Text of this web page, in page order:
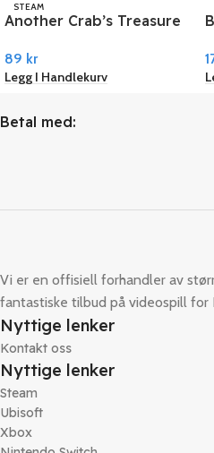
STEAM
Another Crab’s Treasure
89 kr
Legg I Handlekurv
Betal med:
Vi er en offisiell forhandler av
fantastiske tilbud på videospill for
Nyttige lenker
Kontakt oss
Nyttige lenker
Steam
Ubisoft
Xbox